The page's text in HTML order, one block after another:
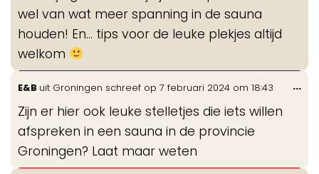
wel van wat meer spanning in de sauna
houden! En… tips voor de leuke plekjes altijd
welkom
E&B uit Groningen schreef op 7 februari 2024 om 18:43
Zijn er hier ook leuke stelletjes die iets willen
afspreken in een sauna in de provincie
Groningen? Laat maar weten
...